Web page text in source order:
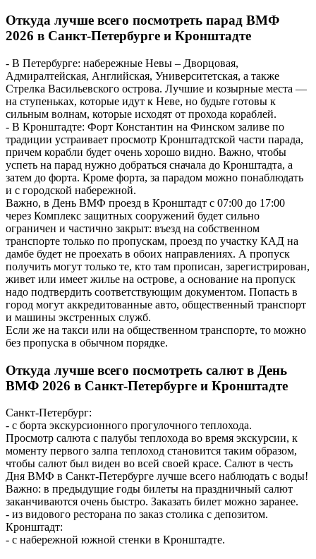
Откуда лучше всего посмотреть парад ВМФ
2026 в Санкт-Петербурге и Кронштадте
- В Петербурге: набережные Невы – Дворцовая,
Адмиралтейская, Английская, Университетская, а также
Стрелка Васильевского острова. Лучшие и козырные места —
на ступеньках, которые идут к Неве, но будьте готовы к
сильным волнам, которые исходят от прохода кораблей.
- В Кронштадте: Форт Константин на Финском заливе по
традиции устраивает просмотр Кронштадтской части парада,
причем корабли будет очень хорошо видно. Важно, чтобы
успеть на парад нужно добраться сначала до Кронштадта, а
затем до форта. Кроме форта, за парадом можно понаблюдать
и с городской набережной.
Важно, в День ВМФ проезд в Кронштадт с 07:00 до 17:00
через Комплекс защитных сооружений будет сильно
ограничен и частично закрыт: въезд на собственном
транспорте только по пропускам, проезд по участку КАД на
дамбе будет не проехать в обоих направлениях. А пропуск
получить могут только те, кто там прописан, зарегистрирован,
живет или имеет жилье на острове, а основание на пропуск
надо подтвердить соответствующим документом. Попасть в
город могут аккредитованные авто, общественный транспорт
и машины экстренных служб.
Если же на такси или на общественном транспорте, то можно
без пропуска в обычном порядке.
Откуда лучше всего посмотреть салют в День
ВМФ 2026 в Санкт-Петербурге и Кронштадте
Санкт-Петербург:
- с борта экскурсионного прогулочного теплохода.
Просмотр салюта с палубы теплохода во время экскурсии, к
моменту первого залпа теплоход становится таким образом,
чтобы салют был виден во всей своей красе. Салют в честь
Дня ВМФ в Санкт-Петербурге лучше всего наблюдать с воды!
Важно: в предыдущие годы билеты на праздничный салют
заканчиваются очень быстро. Заказать билет можно заранее.
- из видового ресторана по заказ столика с депозитом.
Кронштадт:
- с набережной южной стенки в Кронштадте.